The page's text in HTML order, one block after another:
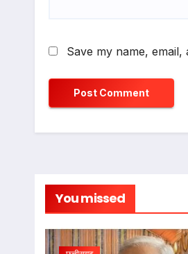
Save my name,
You missed